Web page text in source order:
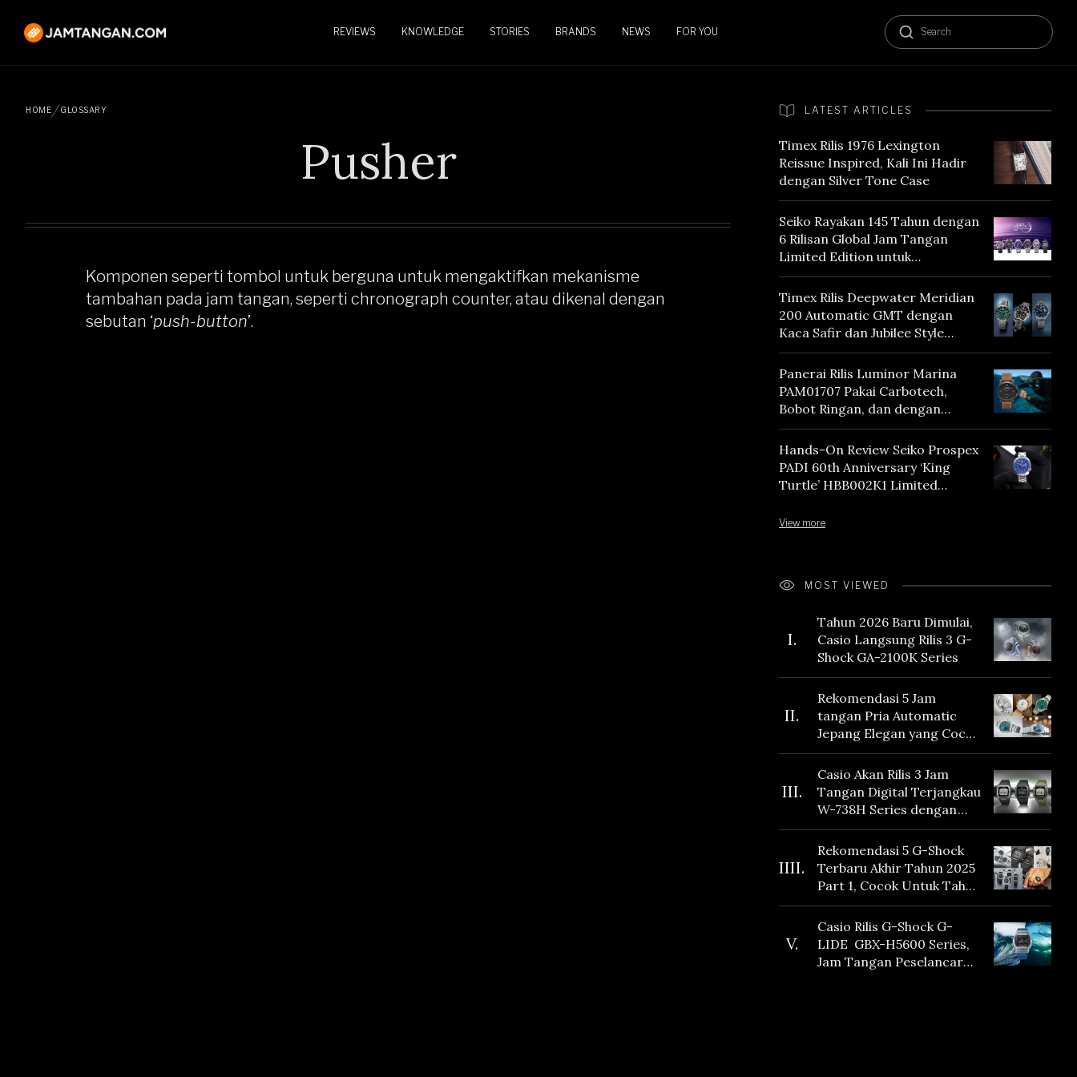
REVIEWS KNOWLEDGE STORIES BRANDS NEWS FOR YOU
HOME GLOSSARY
Pusher
Komponen seperti tombol untuk berguna untuk mengaktifkan mekanisme
tambahan pada jam tangan, seperti chronograph counter, atau dikenal dengan
sebutan ‘push-button’.
LATEST ARTICLES
Timex Rilis 1976 Lexington
Reissue Inspired, Kali Ini Hadir
dengan Silver Tone Case
Seiko Rayakan 145 Tahun dengan
6 Rilisan Global Jam Tangan
Limited Edition untuk
Menghormati Edo Purple,
Warna yang Mencerminkan
Warisan Tokyo
Timex Rilis Deepwater Meridian
200 Automatic GMT dengan
Kaca Safir dan Jubilee Style
Bracelet
Panerai Rilis Luminor Marina
PAM01707 Pakai Carbotech,
Bobot Ringan, dan dengan
Vintage Vibes
Hands-On Review Seiko Prospex
PADI 60th Anniversary ‘King
Turtle’ HBB002K1 Limited
View more
MOST VIEWED
I.
Tahun 2026 Baru Dimulai,
Casio Langsung Rilis 3 G-
Shock GA-2100K Series
II.
Rekomendasi 5 Jam
tangan Pria Automatic
Jepang Elegan yang Cocok
Dikoleksi di 2026
III.
Casio Akan Rilis 3 Jam
Tangan Digital Terjangkau
W-738H Series dengan
Masa Baterai 10 Tahun
dan Fitur Vibration
IIII.
Rekomendasi 5 G-Shock
Terbaru Akhir Tahun 2025
Part 1, Cocok Untuk Tahun
Baru!
V.
Casio Rilis G-Shock G-
LIDE GBX-H5600 Series,
Jam Tangan Peselancar